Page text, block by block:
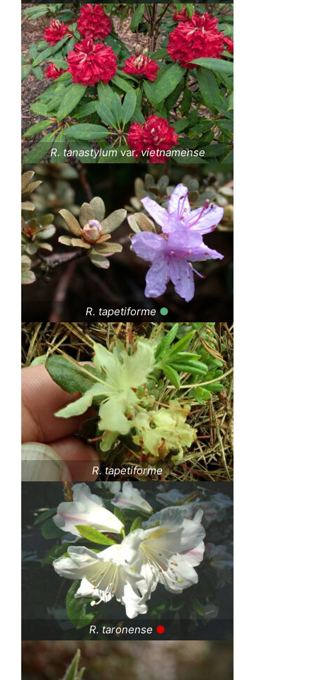
R. tanastylumvar.vietnamense
R. tapetiforme ●
R. tapetiforme
R. taronense ●